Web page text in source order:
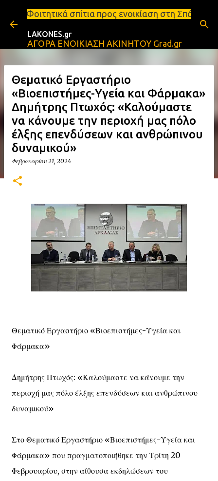
Μετάβαση στο κύριο περιεχόμενο
προς ενοικίαση στη Σπάρτη Ενοικιάσεις
LAKONES.gr
ΑΓΟΡΑ ΕΝΟΙΚΙΑΣΗ ΑΚΙΝΗΤΟΥ Grad.gr
Θεματικό Εργαστήριο
«Βιοεπιστήμες-Υγεία και Φάρμακα»
Δημήτρης Πτωχός: «Καλούμαστε
να κάνουμε την περιοχή μας πόλο
έλξης επενδύσεων και ανθρώπινου
δυναμικού»
Φεβρουαρίου 21, 2024
Θεματικό Εργαστήριο «Βιοεπιστήμες-Υγεία και
Φάρμακα»
Δημήτρης Πτωχός: «Καλούμαστε να κάνουμε την
περιοχή μας πόλο έλξης επενδύσεων και ανθρώπινου
δυναμικού»
Στο Θεματικό Εργαστήριο «Βιοεπιστήμες-Υγεία και
Φάρμακα» που πραγματοποιήθηκε την Τρίτη 20
Φεβρουαρίου, στην αίθουσα εκδηλώσεων του